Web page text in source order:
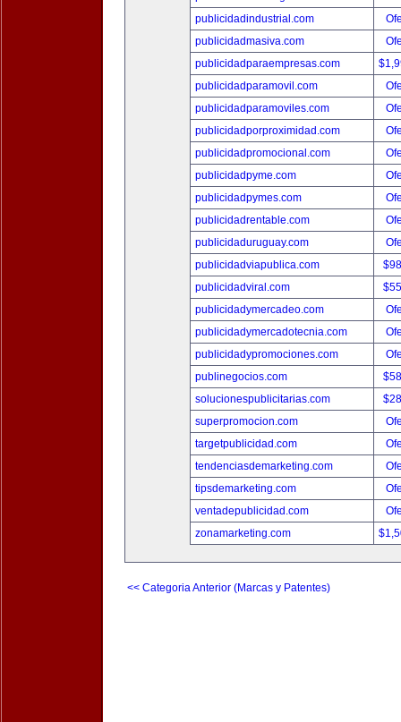
publicidadindustrial.com
publicidadmasiva.com
publicidadparaempresas.com
publicidadparamovil.com
publicidadparamoviles.com
publicidadporproximidad.com
publicidadpromocional.com
publicidadpyme.com
publicidadpymes.com
publicidadrentable.com
publicidaduruguay.com
publicidadviapublica.com
publicidadviral.com
publicidadymercadeo.com
publicidadymercadotecnia.com
publicidadypromociones.com
publinegocios.com
solucionespublicitarias.com
superpromocion.com
targetpublicidad.com
tendenciasdemarketing.com
tipsdemarketing.com
ventadepublicidad.com
zonamarketing.com
<< Categoria Anterior (Marcas y Patentes)